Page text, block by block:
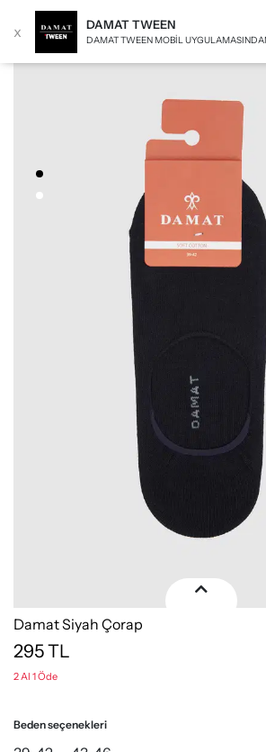
x DAMAT TWEEN
DAMAT TWEEN MOBIL
Damat Siyah Çorap
295TL
2 Al 1 Öde
Beden seçenekleri